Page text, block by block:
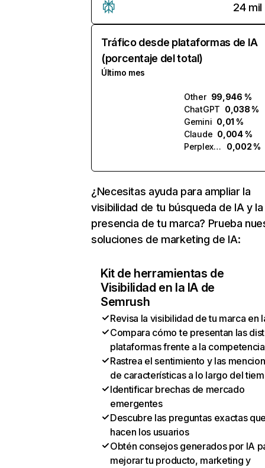
24 mil
Tráfico desde plataformas de IA
(porcentaje del total)
Último mes
Other 99,946 %
ChatGPT 0,038 %
Gemini 0,01 %
Claude 0,004 %
Perplexity
0,002 %
¿Necesitas ayuda para ampliar la
visibilidad de tu búsqueda de IA y la
presencia de tu marca? Prueba
soluciones de marketing de IA:
Kit de herramientas de
Visibilidad en la IA de
Semrush
Revisa la visibilidad de tu marca en
Compara cómo te presentan las
plataformas frente a la competencia
Rastrea el sentimiento y las
de características a lo largo del
Identificar brechas de mercado
emergentes
Descubre las preguntas exactas
hacen los usuarios
Obtén consejos generados por IA
mejorar tu producto, marketing y